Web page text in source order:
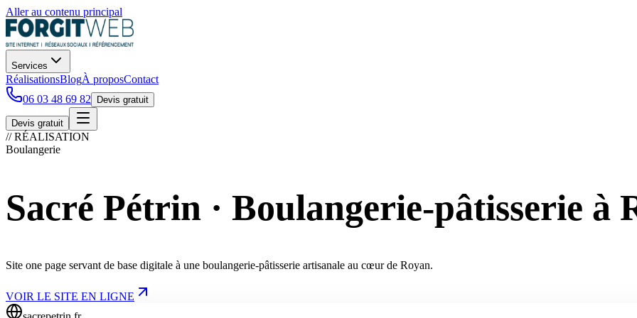
Aller au contenu principal
Services
RéalisationsBlogÀ proposContact
06 03 48 69 82
Devis gratuit
Devis gratuit
// RÉALISATION
Boulangerie
Sacré Pétrin · Boulangerie-pâtisserie à
Site one page servant de base digitale à une boulangerie-pâtisserie artisanale au cœur de Royan.
VOIR LE SITE EN LIGNE